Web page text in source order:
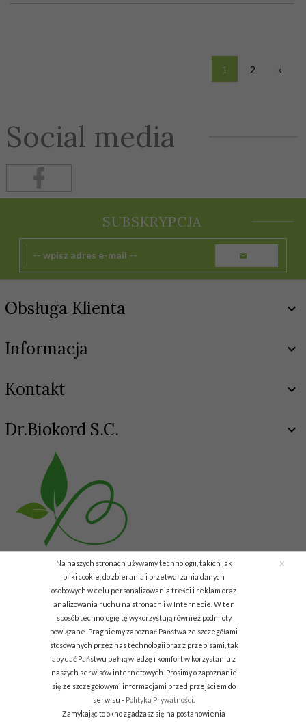
1 2 »
Social media
SUBSKRYPCJA
Obsługa Klienta
Informacja
Kontakt
Dr.Biokord S.C.
info.biodar@gmail.com
Copyright © 2011 Biokord.com
Informacja o cookies|sklep internetowyRedCart.pl
Na naszych stronach używamy technologii, takich jak
pliki cookie, do zbierania i przetwarzania danych
osobowych w celu personalizowania treści i reklam oraz
analizowania ruchu na stronach i w Internecie. W ten
sposób technologię tę wykorzystują również podmioty
powiązane. Pragniemy zapoznać Państwa ze szczegółami
stosowanych przez nas technologii oraz z przepisami, tak
aby dać Państwu pełną wiedzę i komfort w korzystaniu z
naszych serwisów internetowych. Prosimy o zapoznanie
się ze szczegółowymi informacjami przed przejściem do
serwisu - Polityka Prywatności
Zamykając to okno zgadzasz się na postanowienia
x